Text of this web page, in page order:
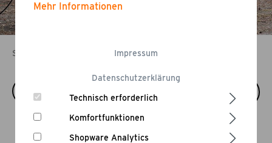
Startseite Elektrogrill
Mehr Informationen
Datenschutzerklärung
Impressum
Technisch erforderlich
Komfortfunktionen
Shopware Analytics